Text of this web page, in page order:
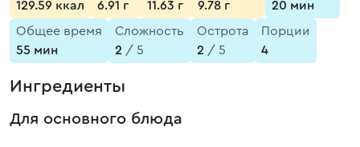
129.59 ккал
6.91 г
11.63 г
9.78 г
20 мин
Общее время
55 мин
Сложность
2 / 5
Острота
2 / 5
Порции
4
Ингредиенты
Для основного блюда